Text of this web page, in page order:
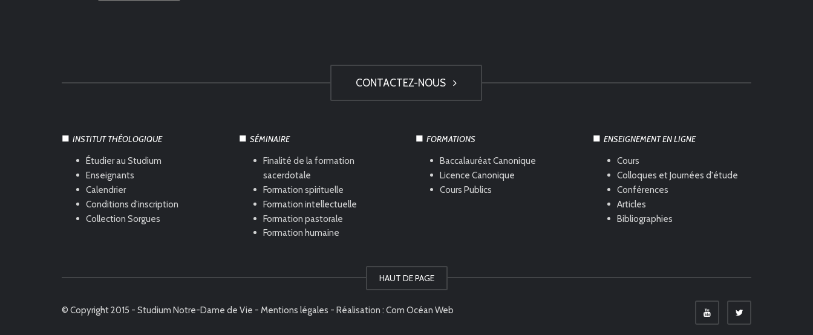
CONTACTEZ-NOUS
INSTITUT THÉOLOGIQUE
Étudier au Studium
Enseignants
Calendrier
Conditions d'inscription
Collection Sorgues
SÉMINAIRE
Finalité de la formation
sacerdotale
Formation spirituelle
Formation intellectuelle
Formation pastorale
Formation humaine
FORMATIONS
Baccalauréat Canonique
Licence Canonique
Cours Publics
ENSEIGNEMENT EN LIGNE
Cours
Colloques et Journées d'étude
Conférences
Articles
Bibliographies
HAUT DE PAGE
© Copyright 2015 - Studium Notre-Dame de Vie - Mentions légales - Réalisation : Com Océan Web